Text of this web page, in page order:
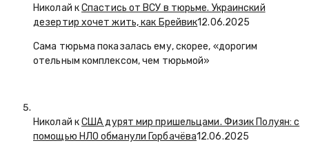
Николай кСпастись от ВСУ в тюрьме. Украинский
дезертир хочет жить, как Брейвик12.06.2025
Сама тюрьма показалась ему, скорее, «дорогим
отельным комплексом, чем тюрьмой»
Николай кСША дурят мир пришельцами. Физик Полуян: с
помощью НЛО обманули Горбачёва12.06.2025